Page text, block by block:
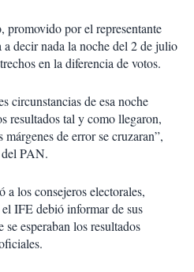
promovido por el representante
decir nada la noche del 2 de julio
en la diferencia de votos.
circunstancias de esa noche
resultados tal y como llegaron,
de error se cruzaran”,
PAN.
los consejeros electorales,
IFE debió informar de sus
esperaban los resultados